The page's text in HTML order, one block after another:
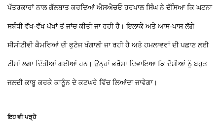
ਪੱਤਰਕਾਰਾਂ ਨਾਲ ਗੱਲਬਾਤ ਕਰਦਿਆਂ ਐਸਐਚਓ ਹਰਪਾਲ ਸਿੰਘ ਨੇ ਦੱਸਿਆ ਕਿ ਘਟਨਾ
ਸਬੰਧੀ ਵੱਖ-ਵੱਖ ਪੱਖਾਂ ਤੋਂ ਜਾਂਚ ਕੀਤੀ ਜਾ ਰਹੀ ਹੈ। ਇਲਾਕੇ ਅਤੇ ਆਸ-ਪਾਸ ਲੱਗੇ
ਸੀਸੀਟੀਵੀ ਕੈਮਰਿਆਂ ਦੀ ਫੁਟੇਜ ਖੰਗਾਲੀ ਜਾ ਰਹੀ ਹੈ ਅਤੇ ਹਮਲਾਵਰਾਂ ਦੀ ਪਛਾਣ ਲਈ
ਟੀਮਾਂ ਲਗਾ ਦਿੱਤੀਆਂ ਗਈਆਂ ਹਨ। ਉਨ੍ਹਾਂ ਭਰੋਸਾ ਦਿਵਾਇਆ ਕਿ ਦੋਸ਼ੀਆਂ ਨੂੰ ਬਹੁਤ
ਜਲਦੀ ਕਾਬੂ ਕਰਕੇ ਕਾਨੂੰਨ ਦੇ ਕਟਘਰੇ ਵਿੱਚ ਲਿਆਂਦਾ ਜਾਵੇਗਾ।
ਇਹ ਵੀ ਪੜ੍ਹੋ